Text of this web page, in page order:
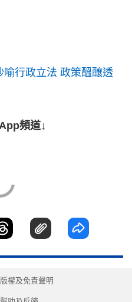
行政立法 政策醞釀透
頻道↓
版權及免責聲明